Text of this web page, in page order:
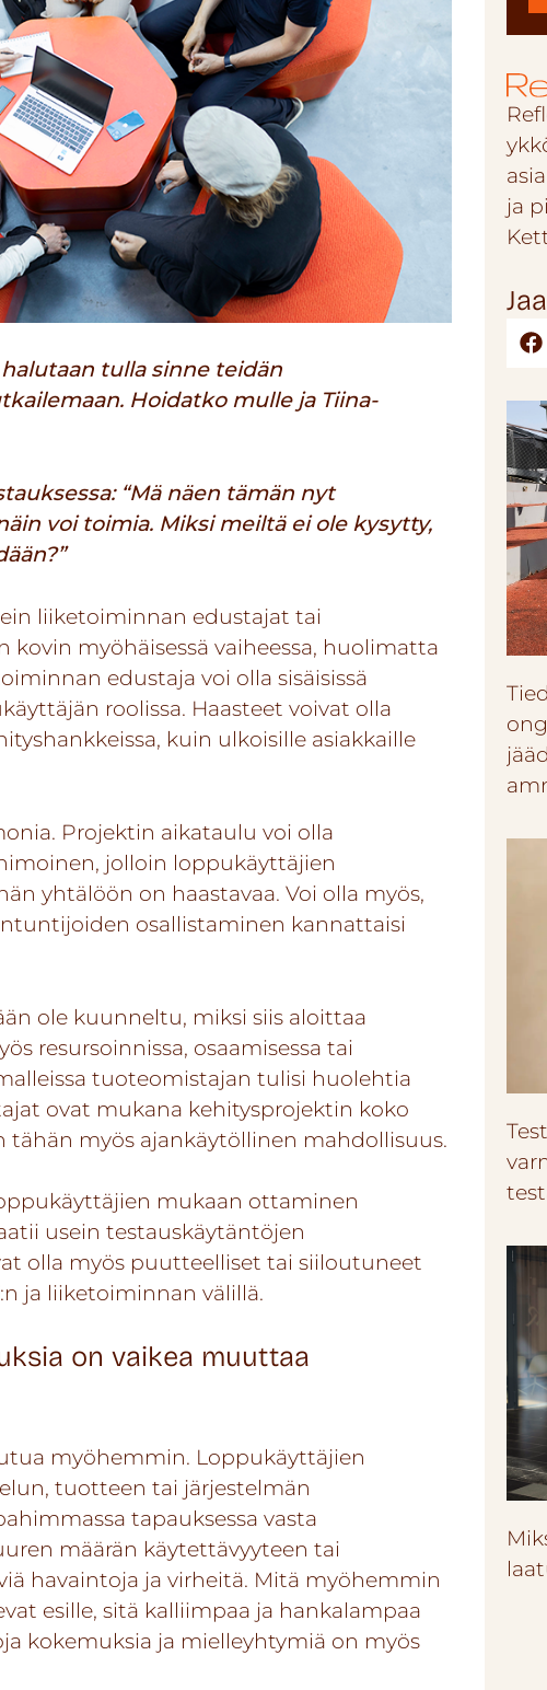
tulla sinne teidän
Hoidatko mulle ja Tiina-
“Mä näen tämän nyt
voi toimia. Miksi meiltä ei ole kysytty,
liiketoiminnan edustajat tai
myöhäisessä vaiheessa, huolimatta
edustaja voi olla sisäisissä
roolissa. Haasteet voivat olla
kuin ulkoisille asiakkaille
Projektin aikataulu voi olla
jolloin loppukäyttäjien
yhtälöön on haastavaa. Voi olla myös,
osallistaminen kannattaisi
ole kuunneltu, miksi siis aloittaa
resursoinnissa, osaamisessa tai
tuoteomistajan tulisi huolehtia
ovat mukana kehitysprojektin koko
tähän myös ajankäytöllinen mahdollisuus.
mukaan ottaminen
usein testauskäytäntöjen
olla myös puutteelliset tai siiloutuneet
ja liiketoiminnan välillä.
on vaikea muuttaa
myöhemmin. Loppukäyttäjien
tuotteen tai järjestelmän
tapauksessa vasta
määrän käytettävyyteen tai
havaintoja ja virheitä. Mitä myöhemmin
esille, sitä kalliimpaa ja hankalampaa
kokemuksia ja mielleyhtymiä on myös
ja